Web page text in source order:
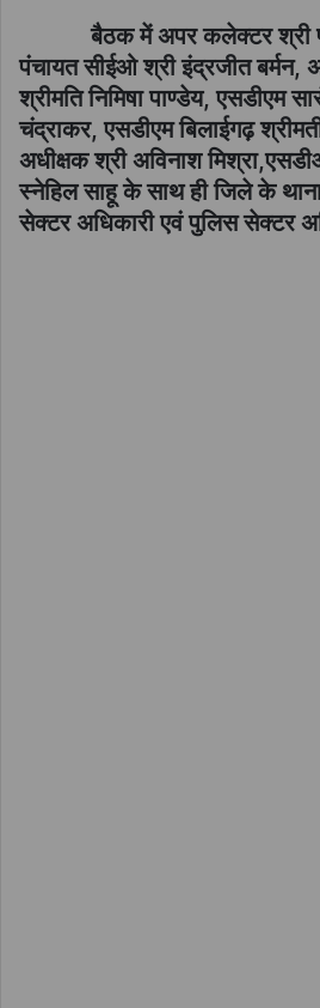
बैठक में अपर कलेक्टर श्री
पंचायत सीईओ श्री इंद्रजीत बर्मन,
श्रीमति निमिषा पाण्डेय, एसडीएम
चंद्राकर, एसडीएम बिलाईगढ़
अधीक्षक श्री अविनाश
स्नेहिल साहू के साथ ही जिले के
सेक्टर अधिकारी एवं पुलिस सेक्टर